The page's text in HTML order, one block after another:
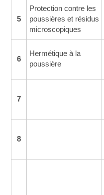
5
Protection contre les
poussières et résidus
microscopiques
6
Hermétique à la
poussière
7
8